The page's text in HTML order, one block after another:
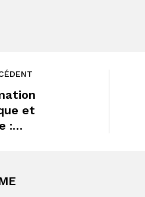
et
:…